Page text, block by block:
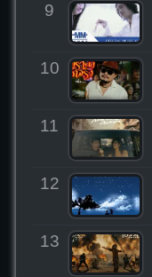
9
10
11
12
13